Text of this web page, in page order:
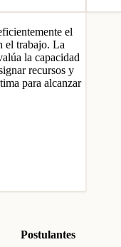
el
el trabajo. La
la capacidad
recursos y
para alcanzar
Postulantes